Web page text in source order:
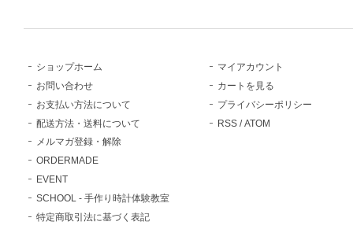
ショップホーム
お問い合わせ
お支払い方法について
配送方法・送料について
メルマガ登録・解除
ORDERMADE
EVENT
SCHOOL - 手作り時計体験教室
特定商取引法に基づく表記
マイアカウント
カートを見る
プライバシーポリシー
RSS /ATOM